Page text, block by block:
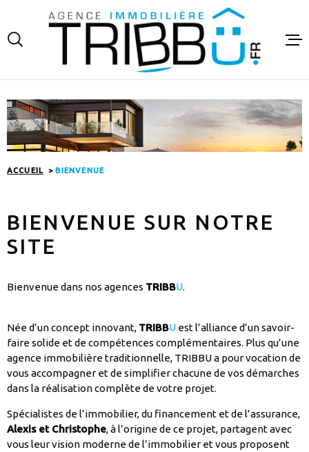
lamenu
contenu
VENTES
NOTRE
ACCUEIL BIENVENUE
BIENVENUE SUR NOTRE
SITE
Bienvenue dans nos agences TRIBBU.
Née d’un concept innovant, TRIBBU est l’alliance d’un savoir-
faire solide et de compétences complémentaires. Plus qu’une
agence immobilière traditionnelle, TRIBBU a pour vocation de
vous accompagner et de simplifier chacune de vos démarches
dans la réalisation complète de votre projet.
Spécialistes de l’immobilier, du financement et de l’assurance,
Alexis et Christophe, à l’origine de ce projet, partagent avec
vous leur vision moderne de l’immobilier et vous proposent